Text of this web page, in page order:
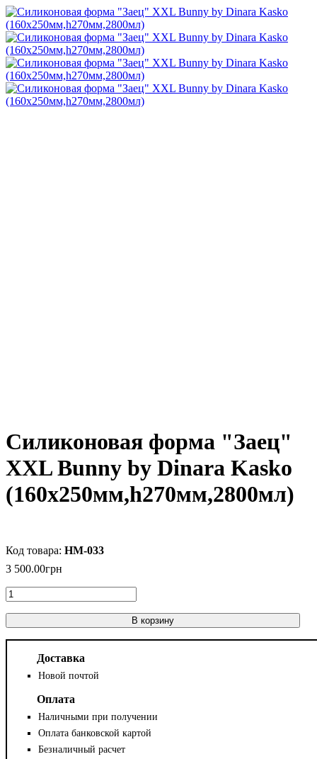
Силиконовая форма "Заец"
XXL Bunny by Dinara Kasko
(160х250мм,h270мм,2800мл)
HM-033
3 500.00грн
В корзину
Доставка
Новой почтой
Оплата
Наличными при получении
Оплата банковской картой
Безналичный расчет